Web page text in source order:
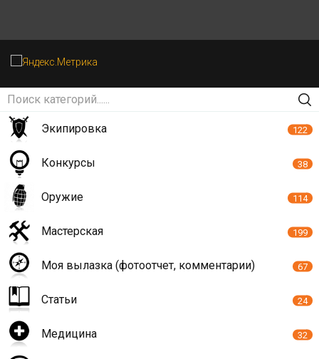
Экипировка 122
Конкурсы 38
Оружие 114
Мастерская 199
Моя вылазка (фотоотчет, комментарии) 67
Статьи 24
Медицина 32